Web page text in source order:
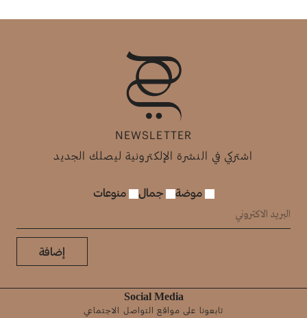
NEWSLETTER
اشتركي في النشرة الإلكترونية ليصلك الجديد
موضة جمال منوعات
إضافة
Social Media
تابعونا على مواقع التواصل الاجتماعي